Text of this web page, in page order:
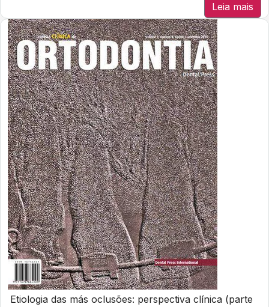
Leia mais
Etiologia das más oclusões: perspectiva clínica (parte